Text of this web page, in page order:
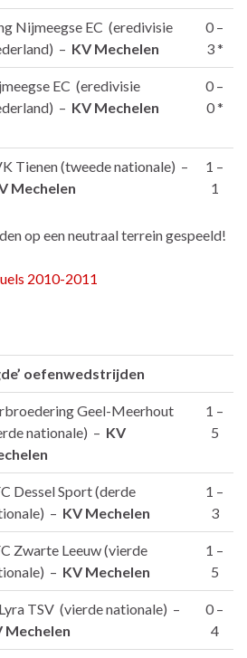
Nijmeegse EC (eredivisie
– KV Mechelen
0 –
3 *
EC (eredivisie
– KV Mechelen
0 –
0 *
Tienen (tweede nationale) –
Mechelen
1 –
1
op een neutraal terrein gespeeld!
2010-2011
oefenwedstrijden
Geel-Meerhout
nationale) – KV
1 –
5
Dessel Sport (derde
– KV Mechelen
1 –
3
Zwarte Leeuw (vierde
– KV Mechelen
1 –
5
TSV (vierde nationale) –
Mechelen
0 –
4